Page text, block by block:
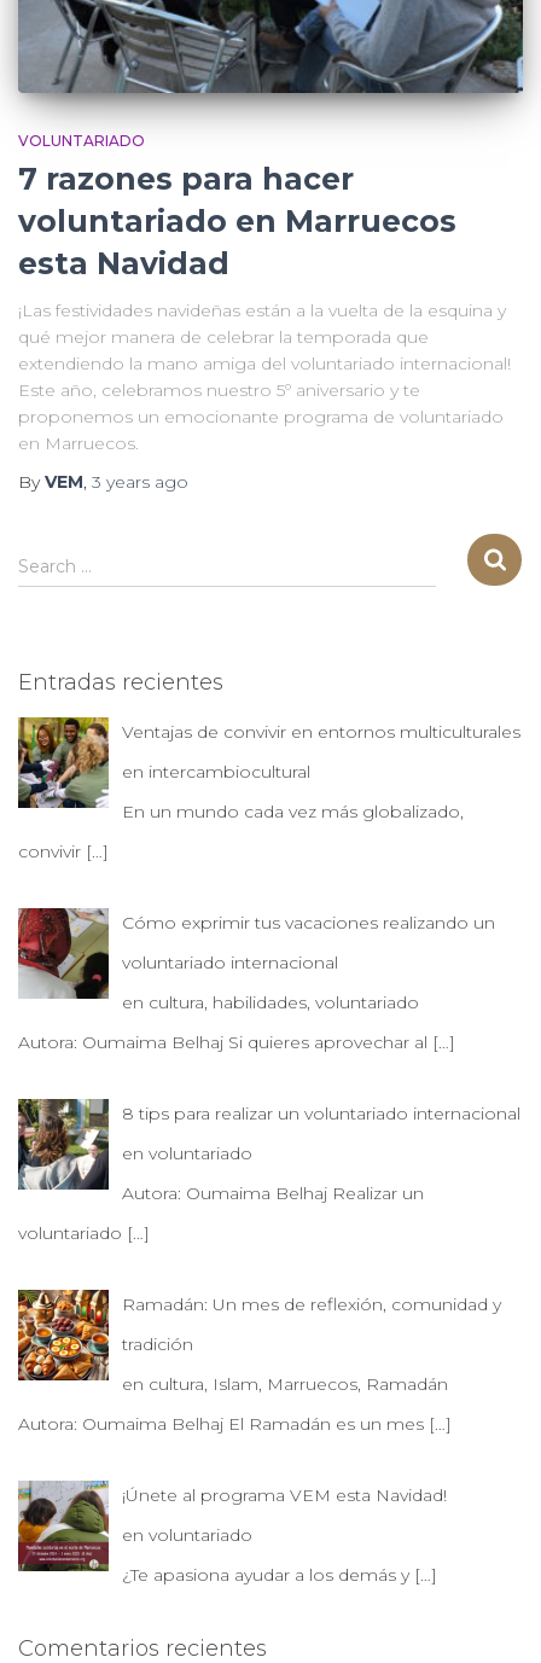
VOLUNTARIADO
7 razones para hacer
voluntariado en Marruecos
esta Navidad
¡Las festividades navideñas están a la vuelta de la esquina y
qué mejor manera de celebrar la temporada que
extendiendo la mano amiga del voluntariado internacional!
Este año, celebramos nuestro 5º aniversario y te
proponemos un emocionante programa de voluntariado
en Marruecos.
ByVEM, 3 years ago
S
e
h
f
o
r
:
Search …
Entradas recientes
Ventajas de convivir en entornos multiculturales
en intercambiocultural
En un mundo cada vez más globalizado,
convivir […]
Cómo exprimir tus vacaciones realizando un
voluntariado internacional
en cultura, habilidades, voluntariado
Autora: Oumaima Belhaj Si quieres aprovechar al […]
8 tips para realizar un voluntariado internacional
en voluntariado
Autora: Oumaima Belhaj Realizar un
voluntariado […]
Ramadán: Un mes de reflexión, comunidad y
tradición
en cultura, Islam, Marruecos, Ramadán
Autora: Oumaima Belhaj El Ramadán es un mes […]
¡Únete al programa VEM esta Navidad!
en voluntariado
¿Te apasiona ayudar a los demás y […]
Comentarios recientes